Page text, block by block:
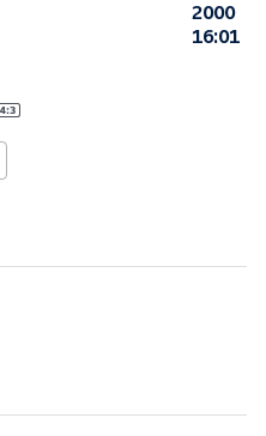
2000
16:01